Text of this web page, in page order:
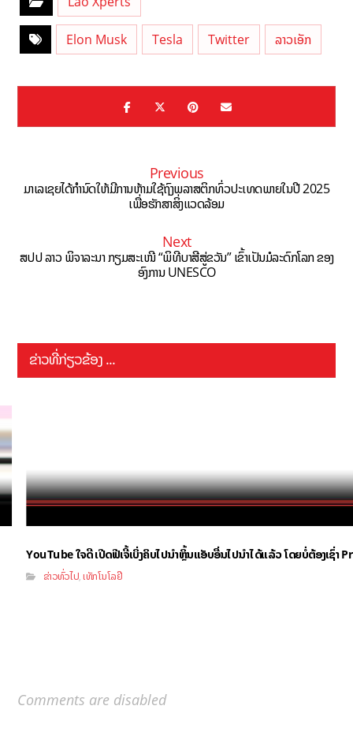
Elon Musk Tesla Twitter ລາວເອັກ
Previous
ມາເລເຊຍໄດ້ກຳນົດໃຫ້ມີການຫ້າມໃຊ້ຖົງພລາສຕິກທົ່ວປະເທດພາຍໃນປີ 2025
ເພື່ອຮັກສາສິ່ງແວດລ້ອມ
Next
ສປປ ລາວ ພິຈາລະນາ ກຽມສະເໜີ “ພິທີບາສີສູ່ຂວັນ” ເຂົ້າເປັນມໍລະດົກໂລກ ຂອງ
ອົງການ UNESCO
ຂ່າວທີ່ກ່ຽວຂ້ອງ ...
YouTube ໃຈດີ ເປີດຟີເຈີ້ເບິ່ງຄິບໄປນຳຫຼິ້ນແອັບອື່ນໄປນຳໄດ້ແລ້ວ ໂດຍບໍ່ຕ້ອງເຊົ່າ
ຂ່າວທົ່ວໄປ ,ເທັກໂນໂລຢີ
Comments are disabled